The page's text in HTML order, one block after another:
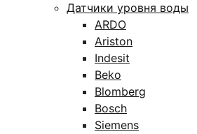
Датчики уровня воды
ARDO
Ariston
Indesit
Beko
Blomberg
Bosch
Siemens